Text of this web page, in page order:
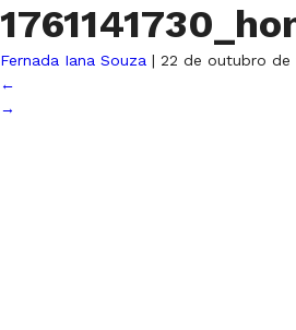
Fernada Iana Souza | 22 de outubro de
←
→